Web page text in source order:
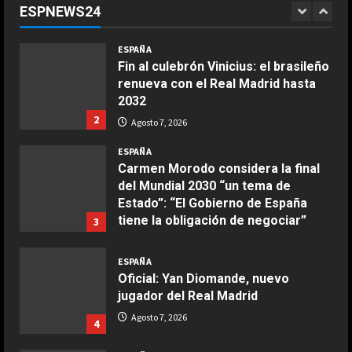
ESPNEWS24
1
2
ESPAÑA
Fin al culebrón Vinicius: el brasileño
renueva con el Real Madrid hasta
2032
Agosto 7, 2026
3
ESPAÑA
Carmen Morodo considera la final
del Mundial 2030 “un tema de
Estado”: “El Gobierno de España
tiene la obligación de negociar”
4
ESPAÑA
Oficial: Yan Diomande, nuevo
jugador del Real Madrid
Agosto 7, 2026
Ensalada de espinacas deliciosa
COCINA
Boquerones fritos en freidora de
aire
Aprile 24, 2026
Buñuelos de alcachofas
Aprile 5, 2026